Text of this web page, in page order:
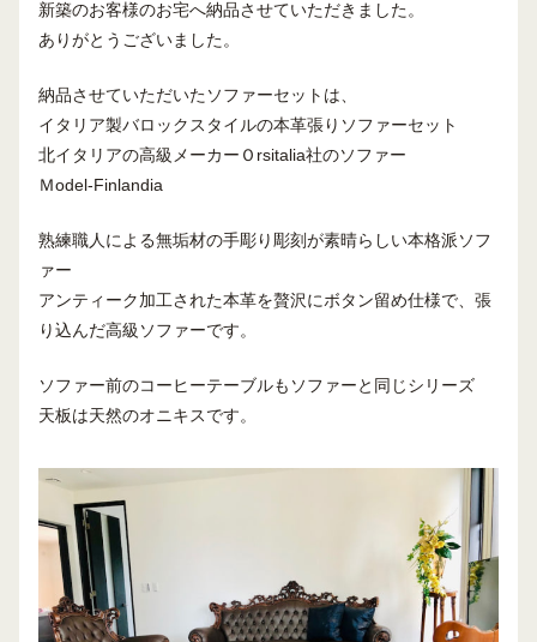
新築のお客様のお宅へ納品させていただきました。
ありがとうございました。
納品させていただいたソファーセットは、
イタリア製バロックスタイルの本革張りソファーセット
北イタリアの高級メーカーＯrsitalia社のソファー
Ｍodel-Finlandia
熟練職人による無垢材の手彫り彫刻が素晴らしい本格派ソフ
ァー
アンティーク加工された本革を贅沢にボタン留め仕様で、張
り込んだ高級ソファーです。
ソファー前のコーヒーテーブルもソファーと同じシリーズ
天板は天然のオニキスです。